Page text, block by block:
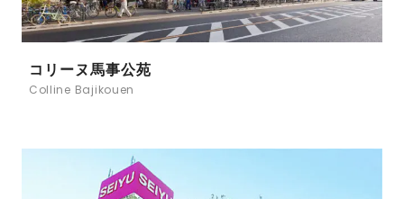
コリーヌ馬事公苑
Colline Bajikouen